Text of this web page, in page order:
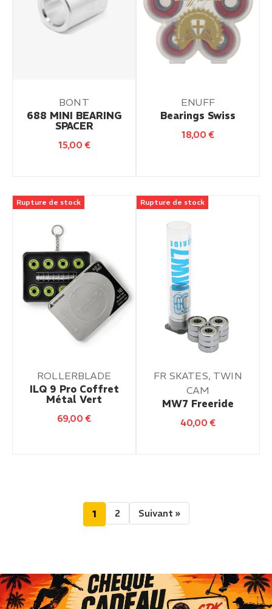
BONT
688 MINI BEARING
SPACER
15,00€
ENUFF
Bearings Swiss
18,00€
Rupture de stock
ROLLERBLADE
ILQ 9 Pro Coffret
Métal Vert
69,00€
Rupture de stock
FR SKATES, TWIN
CAM
MW7 Freeride
40,00€
1 2 Suivant »